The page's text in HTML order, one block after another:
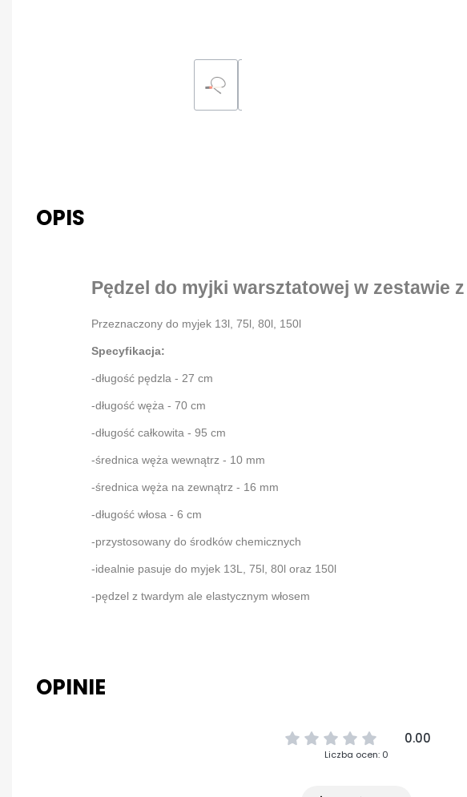
OPIS
Pędzel do myjki warsztatowej w zestawie z
Przeznaczony do myjek 13l, 75l, 80l, 150l
Specyfikacja:
-długość pędzla - 27 cm
-długość węża - 70 cm
-długość całkowita - 95 cm
-średnica węża wewnątrz - 10 mm
-średnica węża na zewnątrz - 16 mm
-długość włosa - 6 cm
-przystosowany do środków chemicznych
-idealnie pasuje do myjek 13L, 75l, 80l oraz 150l
-pędzel z twardym ale elastycznym włosem
OPINIE
0.00
Liczba ocen: 0